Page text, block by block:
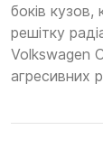
боків кузов,
решітку
Volkswagen
агресивних